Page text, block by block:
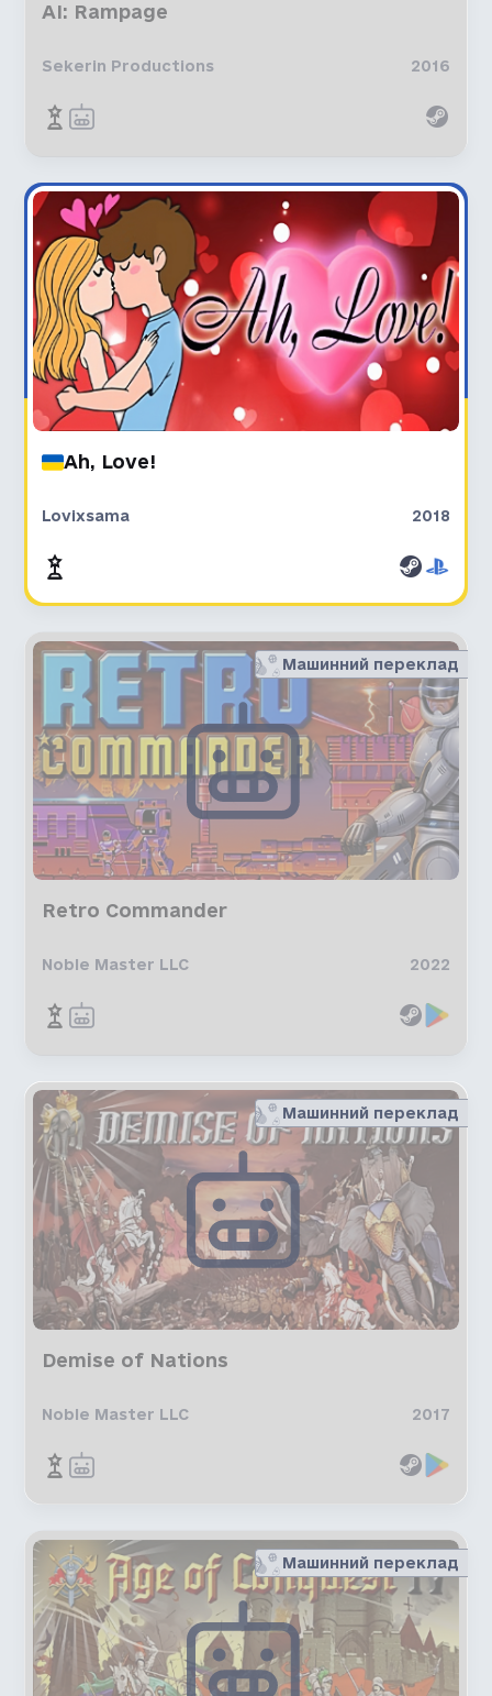
AI: Rampage
Sekerin Productions 2016
Ah, Love!
Lovixsama 2018
Машинний переклад
Retro Commander
Noble Master LLC 2022
Машинний переклад
Demise of Nations
Noble Master LLC 2017
Машинний переклад